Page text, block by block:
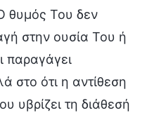
θυμός Του δεν
στην ουσία Του ή
παραγάγει
στο ότι η αντίθεση
υβρίζει τη διάθεσή